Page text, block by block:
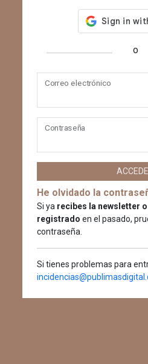
o
Correo electrónico
Contraseña
He olvidado la
Si ya recibes la newsletter
registrado en el pasado,
contraseña.
Si tienes problemas para